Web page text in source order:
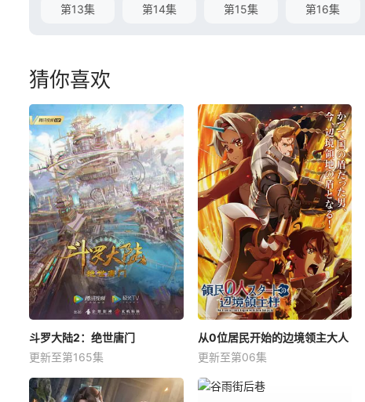
第13集 第14集 第15集 第16集
猜你喜欢
斗罗大陆2：绝世唐门
更新至第165集
从0位居民开始的边境领主大人
更新至第06集